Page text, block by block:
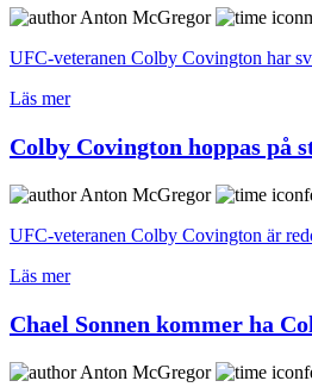
Anton McGregor
UFC-veteranen Colby Covington har
Läs mer
Colby Covington hoppas på
Anton McGregor
UFC-veteranen Colby Covington är
Läs mer
Chael Sonnen kommer ha
Anton McGregor